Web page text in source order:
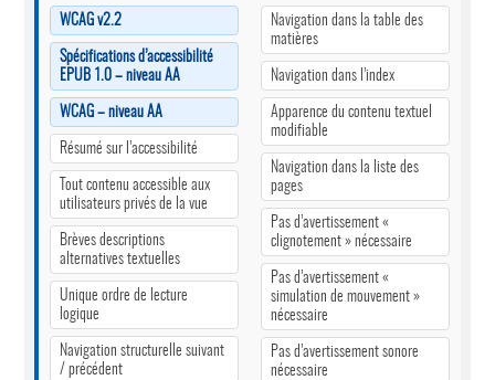
WCAG v2.2
Spécifications d’accessibilité
EPUB 1.0 – niveau AA
WCAG – niveau AA
Résumé sur l’accessibilité
Tout contenu accessible aux
utilisateurs privés de la vue
Brèves descriptions
alternatives textuelles
Unique ordre de lecture
logique
Navigation structurelle suivant
/ précédent
Navigation dans la table des
matières
Navigation dans l’index
Apparence du contenu textuel
modifiable
Navigation dans la liste des
pages
Pas d’avertissement «
clignotement » nécessaire
Pas d’avertissement «
simulation de mouvement »
nécessaire
Pas d’avertissement sonore
nécessaire